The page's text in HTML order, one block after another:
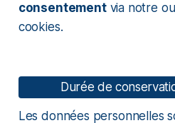
consentementvia notre
cookies.
Durée de
Les données personnelles